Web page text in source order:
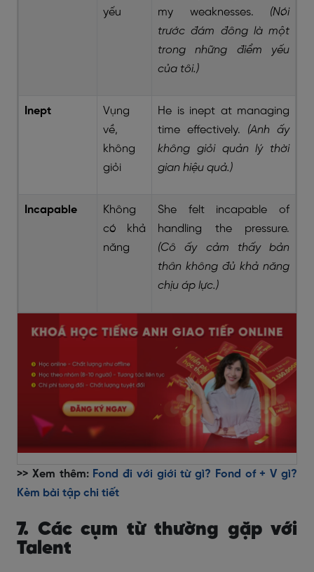
yếu
my weaknesses. (Nói
trước đám đông là một
trong những điểm yếu
của tôi.)
Inept
Vụng
về,
không
giỏi
He is inept at managing
time effectively. (Anh ấy
không giỏi quản lý thời
gian hiệu quả.)
Incapable
Không
có khả
năng
She felt incapable of
handling the pressure.
(Cô ấy cảm thấy bản
thân không đủ khả năng
chịu áp lực.)
>> Xem thêm: Fond đi với giới từ gì? Fond of + V gì?
Kèm bài tập chi tiết
7. Các cụm từ thường gặp với
Talent